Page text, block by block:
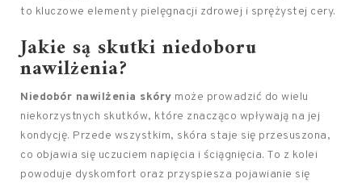
to kluczowe elementy pielęgnacji zdrowej i sprężystej cery.
Jakie są skutki niedoboru
nawilżenia?
Niedobór nawilżenia skóry może prowadzić do wielu
niekorzystnych skutków, które znacząco wpływają na jej
kondycję. Przede wszystkim, skóra staje się przesuszona,
co objawia się uczuciem napięcia i ściągnięcia. To z kolei
powoduje dyskomfort oraz przyspiesza pojawianie się